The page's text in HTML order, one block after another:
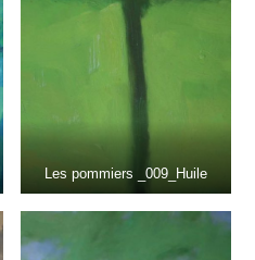
Les pommiers _009_Huile